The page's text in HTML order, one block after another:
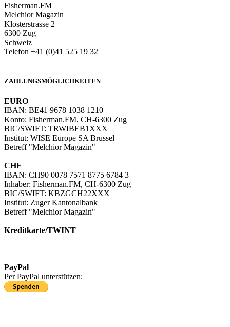
Fisherman.FM
Melchior Magazin
Klosterstrasse 2
6300 Zug
Schweiz
Telefon +41 (0)41 525 19 32
ZAHLUNGSMÖGLICHKEITEN
EURO
IBAN: BE41 9678 1038 1210
Konto: Fisherman.FM, CH-6300 Zug
BIC/SWIFT: TRWIBEB1XXX
Institut: WISE Europe SA Brussel
Betreff "Melchior Magazin"
CHF
IBAN: CH90 0078 7571 8775 6784 3
Inhaber: Fisherman.FM, CH-6300 Zug
BIC/SWIFT: KBZGCH22XXX
Institut: Zuger Kantonalbank
Betreff "Melchior Magazin"
Kreditkarte/TWINT
PayPal
Per PayPal unterstützen: